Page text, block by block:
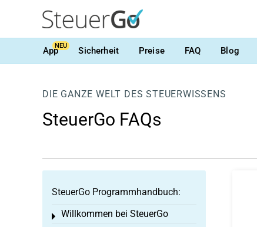
AppNEU Sicherheit Preise FAQ Blog
DIE GANZE WELT DES STEUERWISSENS
SteuerGo FAQs
SteuerGo Programmhandbuch:
Willkommen bei SteuerGo
Toggle menu